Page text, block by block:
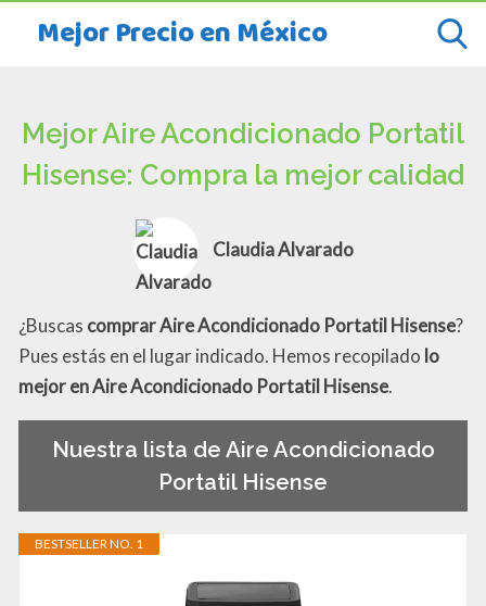
Mejor Precio en México
Mejor Aire Acondicionado Portatil
Hisense: Compra la mejor calidad
Claudia Alvarado
¿Buscas comprar Aire Acondicionado Portatil Hisense?
Pues estás en el lugar indicado. Hemos recopilado lo
mejor en Aire Acondicionado Portatil Hisense.
Nuestra lista de Aire Acondicionado
Portatil Hisense
BESTSELLER NO. 1